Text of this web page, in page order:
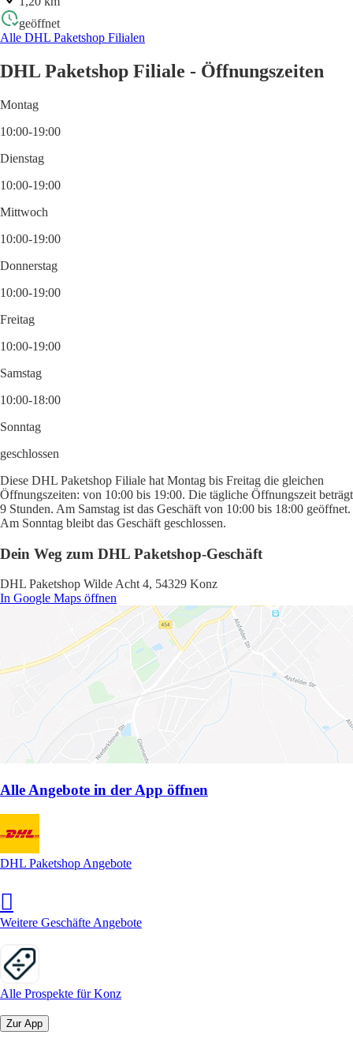
geöffnet
Alle DHL Paketshop Filialen
DHL Paketshop Filiale - Öffnungszeiten
Montag
10:00-19:00
Dienstag
10:00-19:00
Mittwoch
10:00-19:00
Donnerstag
10:00-19:00
Freitag
10:00-19:00
Samstag
10:00-18:00
Sonntag
geschlossen
Diese DHL Paketshop Filiale hat Montag bis Freitag die gleichen
Öffnungszeiten: von 10:00 bis 19:00. Die tägliche Öffnungszeit beträgt
9 Stunden. Am Samstag ist das Geschäft von 10:00 bis 18:00 geöffnet.
Am Sonntag bleibt das Geschäft geschlossen.
Dein Weg zum DHL Paketshop-Geschäft
DHL Paketshop Wilde Acht 4, 54329 Konz
In Google Maps öffnen
Alle Angebote in der App öffnen
DHL Paketshop Angebote
Weitere Geschäfte Angebote
Alle Prospekte für Konz
Zur App